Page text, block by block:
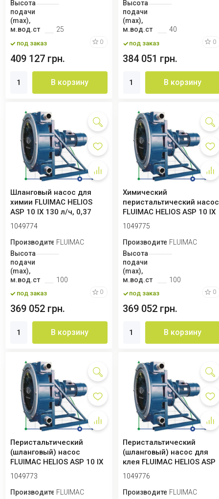
Высота
подачи
(max),
м.вод.ст
25
под заказ 0
409 127 грн.
В корзину
Высота
подачи
(max),
м.вод.ст
40
под заказ 0
384 051 грн.
В корзину
Шланговый насос для
химии FLUIMAC HELIOS
ASP 10 IX 130 л/ч, 0,37
кВт, 65 об/м...
1049774
ПроизводительFLUIMAC
Высота
подачи
(max),
м.вод.ст
100
под заказ 0
369 052 грн.
В корзину
Химический
перистальтический насос
FLUIMAC HELIOS ASP 10 IX
200 л/ч, 0,37 кВт...
1049775
ПроизводительFLUIMAC
Высота
подачи
(max),
м.вод.ст
100
под заказ 0
369 052 грн.
В корзину
Перистальтический
(шланговый) насос
FLUIMAC HELIOS ASP 10 IX
65 л/ч, 0,25 кВт...
1049773
ПроизводительFLUIMAC
Перистальтический
(шланговый) насос для
клея FLUIMAC HELIOS ASP
15 IX 142 л/ч...
1049776
ПроизводительFLUIMAC